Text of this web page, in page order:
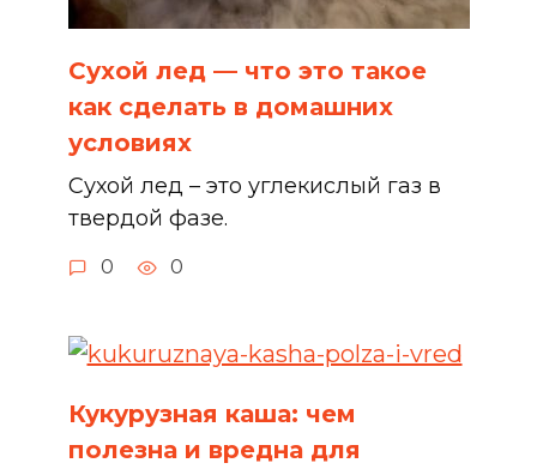
Сухой лед — что это такое
как сделать в домашних
условиях
Сухой лед – это углекислый газ в
твердой фазе.
0 0
Кукурузная каша: чем
полезна и вредна для